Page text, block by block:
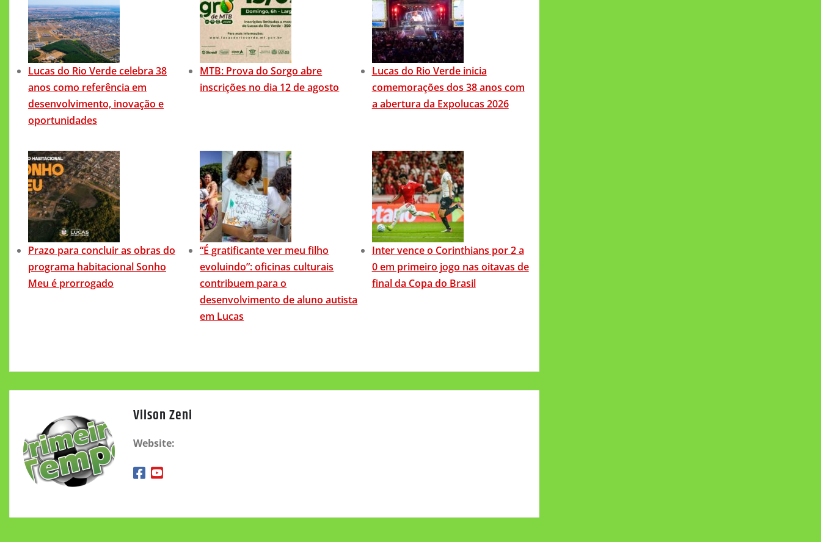
Lucas do Rio Verde celebra 38
anos como referência em
desenvolvimento, inovação e
oportunidades
MTB: Prova do Sorgo abre
inscrições no dia 12 de agosto
Lucas do Rio Verde inicia
comemorações dos 38 anos com
a abertura da Expolucas 2026
Prazo para concluir as obras do
programa habitacional Sonho
Meu é prorrogado
“É gratificante ver meu filho
evoluindo”: oficinas culturais
contribuem para o
desenvolvimento de aluno autista
em Lucas
Inter vence o Corinthians por 2 a
0 em primeiro jogo nas oitavas de
final da Copa do Brasil
Vilson Zeni
Website: